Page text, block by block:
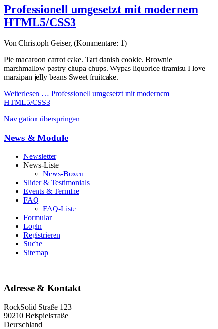
Professionell umgesetzt mit modernem
HTML5/CSS3
Von Christoph Geiser, (Kommentare: 1)
Pie macaroon carrot cake. Tart danish cookie. Brownie
marshmallow pastry chupa chups. Wypas liquorice tiramisu I love
marzipan jelly beans Sweet fruitcake.
Weiterlesen … Professionell umgesetzt mit modernem
HTML5/CSS3
Navigation überspringen
News & Module
Newsletter
News-Liste
News-Boxen
Slider & Testimonials
Events & Termine
FAQ
FAQ-Liste
Formular
Login
Registrieren
Suche
Sitemap
Adresse & Kontakt
RockSolid Straße 123
90210 Beispielstraße
Deutschland